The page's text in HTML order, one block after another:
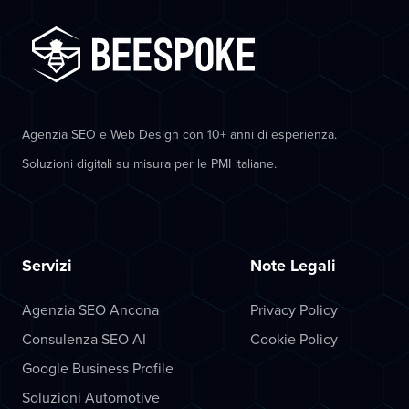
Agenzia SEO e Web Design con 10+ anni di esperienza.
Soluzioni digitali su misura per le PMI italiane.
Servizi
Agenzia SEO Ancona
Consulenza SEO AI
Google Business Profile
Soluzioni Automotive
Note Legali
Privacy Policy
Cookie Policy